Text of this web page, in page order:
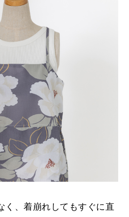
く、着崩れしてもすぐに直